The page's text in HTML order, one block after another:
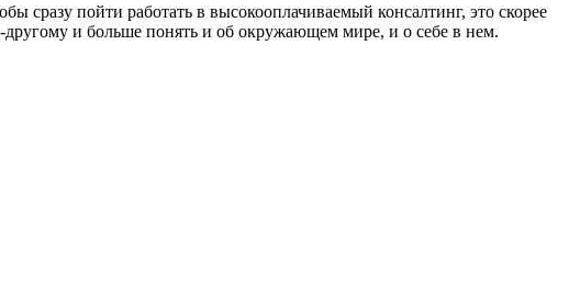
сразу пойти работать в высокооплачиваемый консалтинг, это скорее
другому и больше понять и об окружающем мире, и о себе в нем.